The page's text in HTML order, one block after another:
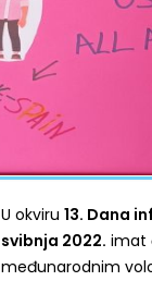
U okviru 13. Dana
svibnja 2022. imat
međunarodnim